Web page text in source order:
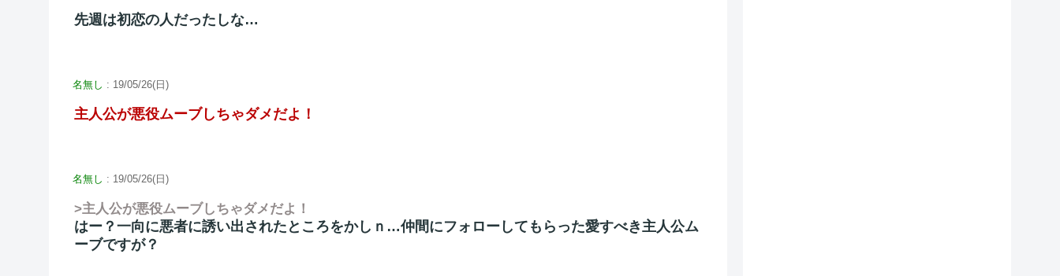
先週は初恋の人だったしな…
名無し : 19/05/26(日)
主人公が悪役ムーブしちゃダメだよ！
名無し : 19/05/26(日)
>主人公が悪役ムーブしちゃダメだよ！
はー？一向に悪者に誘い出されたところをかしｎ…仲間にフォローしてもらった愛すべき主人公ム
ーブですが？